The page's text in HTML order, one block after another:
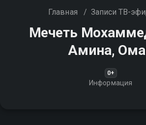
Главная / Записи ТВ-
Мечеть
Амина,
0+
Информация